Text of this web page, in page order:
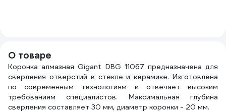
О товаре
Коронка алмазная Gigant DBG 11067 предназначена для
сверления отверстий в стекле и керамике. Изготовлена
по современным технологиям и отвечает высоким
требованиям специалистов. Максимальная глубина
сверления составляет 30 мм, диаметр коронки - 20 мм.